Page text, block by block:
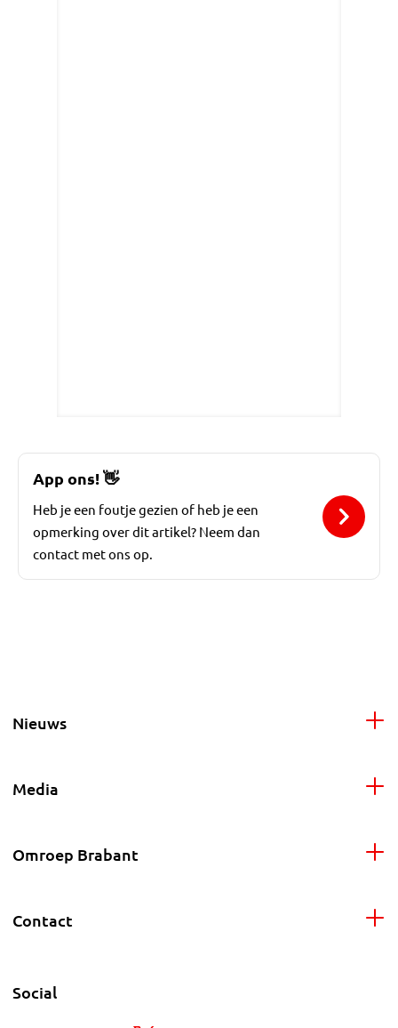
App ons!👋
Heb je een foutje gezien of heb je een
opmerking over dit artikel? Neem dan
contact met ons op.
Nieuws
Media
Omroep Brabant
Contact
Social